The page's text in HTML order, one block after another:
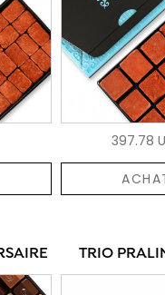
397.78
TRIO